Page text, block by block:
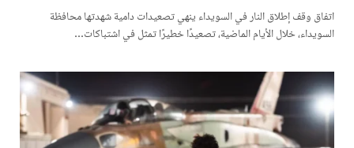
اتفاق وقف إطلاق النار في السويداء ينهي تصعيدات دامية شهدتها محافظة
السويداء، خلال الأيام الماضية، تصعيدًا خطيرًا تمثل في اشتباكات…